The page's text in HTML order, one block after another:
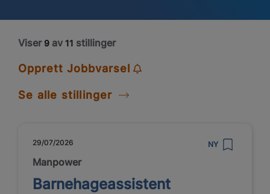
Se alle stillinger
Viser 9 av 11 stillinger
Opprett Jobbvarsel
29/07/2026 NY
Manpower
Barnehageassistent